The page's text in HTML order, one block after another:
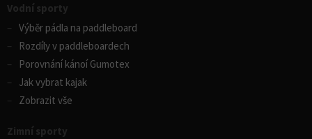
Vodní sporty
Výběr pádla na paddleboard
Rozdíly v paddleboardech
Porovnání kánoí Gumotex
Jak vybrat kajak
Zobrazit vše
Zimní sporty